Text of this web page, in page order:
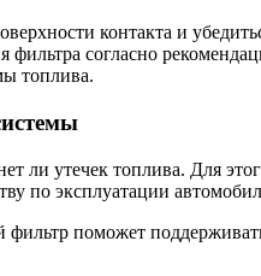
контакта и
согласно
топлива.
ли утечек топлива. Для
по эксплуатации
поможет